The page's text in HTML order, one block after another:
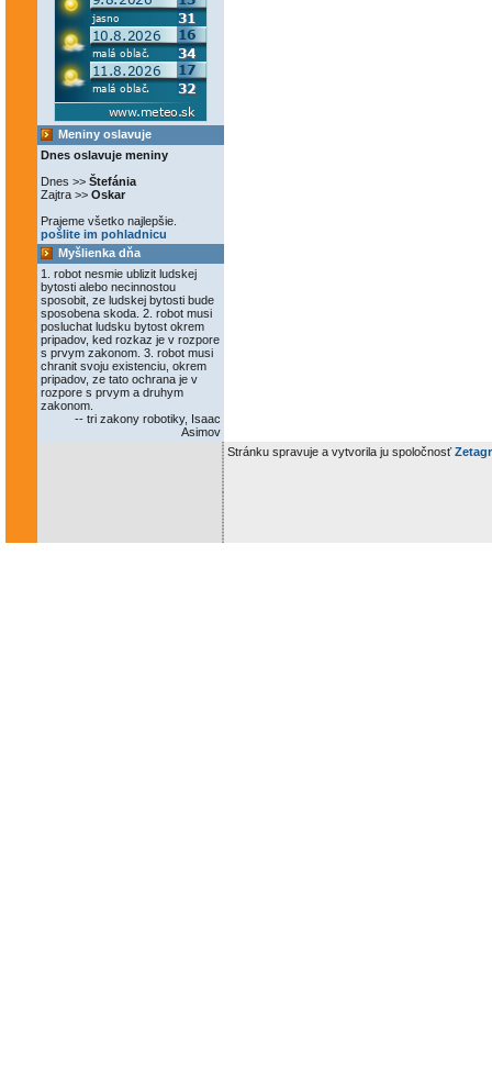
Meniny oslavuje
Dnes oslavuje meniny
Dnes >> Štefánia
Zajtra >> Oskar
Prajeme všetko najlepšie.
pošlite im pohladnicu
Myšlienka dňa
1. robot nesmie ublizit ludskej
bytosti alebo necinnostou
sposobit, ze ludskej bytosti bude
sposobena skoda. 2. robot musi
posluchat ludsku bytost okrem
pripadov, ked rozkaz je v rozpore
s prvym zakonom. 3. robot musi
chranit svoju existenciu, okrem
pripadov, ze tato ochrana je v
rozpore s prvym a druhym
zakonom.
-- tri zakony robotiky, Isaac
Asimov
Stránku spravuje a vytvorila ju spoločnosť